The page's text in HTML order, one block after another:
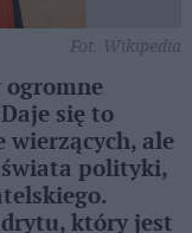
Fot. Wikipedia
ogromne
się to
wierzących, ale
polityki,
który jest